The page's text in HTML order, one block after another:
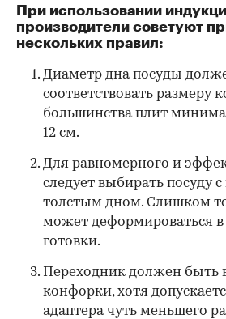
При использовании
производители советуют
нескольких правил:
Диаметр дна посуды
соответствовать размеру
большинства плит
12 см.
Для равномерного и
следует выбирать посуду
толстым дном. Слишком
может деформироваться в
готовки.
Переходник должен быть
конфорки, хотя
адаптера чуть меньшего